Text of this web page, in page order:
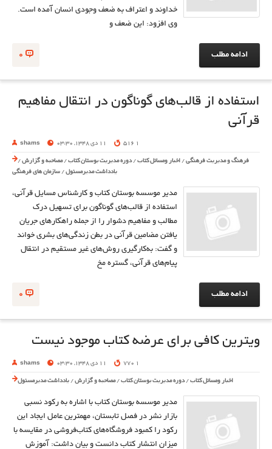
خداوند و اعتراف به ضعف وجودي انسان آمده است.
وي افزود: اين ضعف و
0 ادامه مطلب
استفاده از قالب‌های گوناگون در انتقال مفاهيم
قرآنی
shams 11 دی 1348, 03:30 1 516
فرهنگ و مدیریت فرهنگی / اخبار ومسائل کتاب /دوره مدیریت بوستان کتاب /مصاحبه و گزارش /
یادداشت مدیرمسئول / سازمان های فرهنگی
مدير موسسه بوستان كتاب و كارشناس مسايل قرآني،
استفاده از قالب‌هاي گوناگون براي تسهيل درک
مطالب و مفاهيم دشوار را از جمله راهكارهاي جريان
يافتن مضامين قرآني در بطن زندگي‌هاي بشري خواند
و گفت: به‌كارگيري روش‌هاي غير مستقيم در انتقال
پيام‌هاي قرآني، گستره مخ
0 ادامه مطلب
ويترين كافی براي عرضه كتاب‌ موجود نيست
shams 11 دی 1348, 03:30 1 770
اخبار ومسائل کتاب /دوره مدیریت بوستان کتاب /مصاحبه و گزارش / یادداشت مدیرمسئول
مدير موسسه بوستان كتاب با اشاره به ركود نسبي
بازار نشر در فصل تابستان، مهمترين عامل ايجاد اين
ركود را كمبود فروشگاه‌هاي كتاب‌فروشي در مقايسه با
ميزان انتشار كتاب‌ دانست و بيان داشت: آموزش